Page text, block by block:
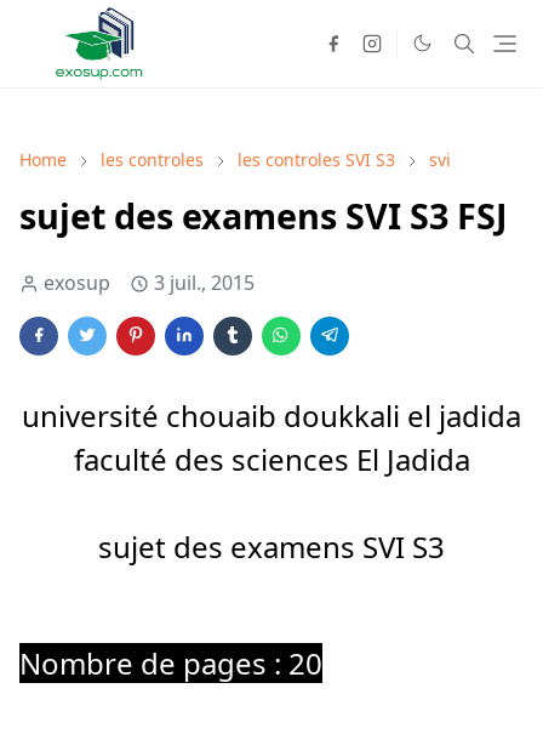
Home les controles les controles SVI S3 svi
sujet des examens SVI S3 FSJ
exosup 3 juil., 2015
université chouaib doukkali el jadida
faculté des sciences El Jadida
sujet des examens SVI S3
Nombre de pages : 20